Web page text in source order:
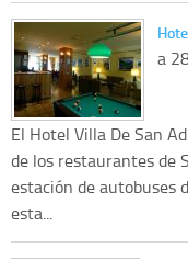
a
El Hotel Villa De San
de los restaurantes de
estación de autobuses
esta...